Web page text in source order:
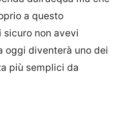
a questo
non avevi
oggi diventerà uno dei
più semplici da